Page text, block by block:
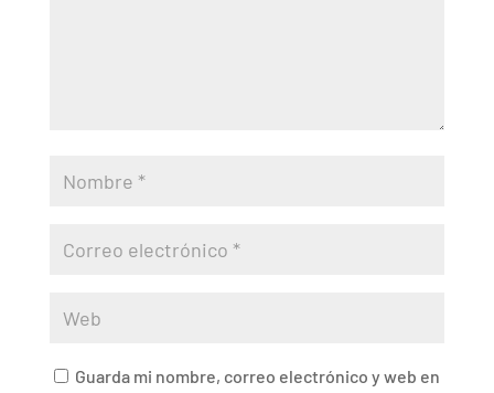
Guarda mi nombre, correo electrónico y web en